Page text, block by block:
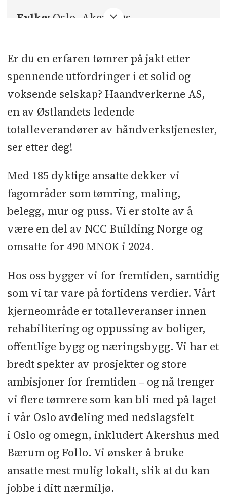
Fylke: Oslo, Akershus
Søknadsfrist:07.11.2025
Er du en erfaren tømrer på jakt etter
spennende utfordringer i et solid og
voksende selskap? Haandverkerne AS,
en av Østlandets ledende
totalleverandører av håndverkstjenester,
ser etter deg!
Med 185 dyktige ansatte dekker vi
fagområder som tømring, maling,
belegg, mur og puss. Vi er stolte av å
være en del av NCC Building Norge og
omsatte for 490 MNOK i 2024.
Hos oss bygger vi for fremtiden, samtidig
som vi tar vare på fortidens verdier. Vårt
kjerneområde er totalleveranser innen
rehabilitering og oppussing av boliger,
offentlige bygg og næringsbygg. Vi har et
bredt spekter av prosjekter og store
ambisjoner for fremtiden – og nå trenger
vi flere tømrere som kan bli med på laget
i vår Oslo avdeling med nedslagsfelt
i Oslo og omegn, inkludert Akershus med
Bærum og Follo. Vi ønsker å bruke
ansatte mest mulig lokalt, slik at du kan
jobbe i ditt nærmiljø.